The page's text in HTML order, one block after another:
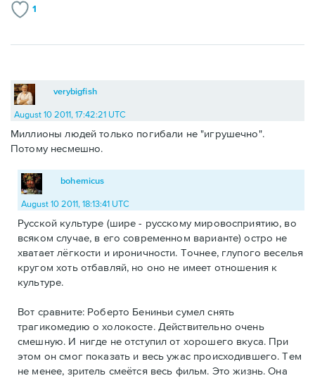
1
verybigfish
August 10 2011, 17:42:21 UTC
Миллионы людей только погибали не "игрушечно".
Потому несмешно.
bohemicus
August 10 2011, 18:13:41 UTC
Русской культуре (шире - русскому мировосприятию, во
всяком случае, в его современном варианте) остро не
хватает лёгкости и ироничности. Точнее, глупого веселья
кругом хоть отбавляй, но оно не имеет отношения к
культуре.
Вот сравните: Роберто Бениньи сумел снять
трагикомедию о холокосте. Действительно очень
смешную. И нигде не отступил от хорошего вкуса. При
этом он смог показать и весь ужас происходившего. Тем
не менее, зритель смеётся весь фильм. Это жизнь. Она